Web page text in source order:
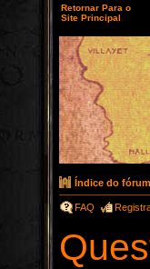
Retornar Para o
Site Principal
Índice do fórum
FAQ